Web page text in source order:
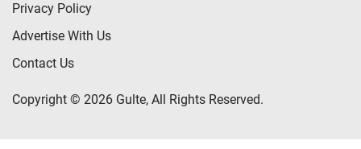
Privacy Policy
Advertise With Us
Contact Us
Copyright © 2026 Gulte, All Rights Reserved.